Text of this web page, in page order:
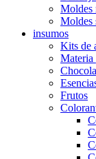
Moldes
Moldes
insumos
Kits de
Materia
Frutos